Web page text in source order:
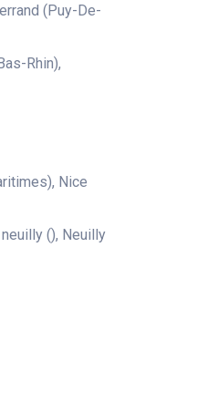
(Puy-De-
Rhin),
Nice
(), Neuilly